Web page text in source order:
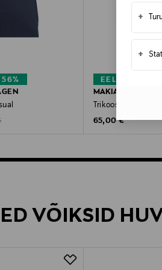
+
+
56%
EELIS
MAKIA
Trikoosärk Bear
Original Price
65,00 €
VÕIKSID